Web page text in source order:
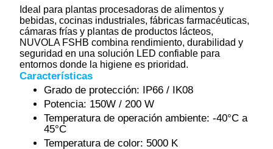
Ideal para plantas procesadoras de alimentos y
bebidas, cocinas industriales, fábricas farmacéuticas,
cámaras frías y plantas de productos lácteos,
NUVOLA FSHB combina rendimiento, durabilidad y
seguridad en una solución LED confiable para
entornos donde la higiene es prioridad.
Características
Grado de protección: IP66 / IK08
Potencia: 150W / 200 W
Temperatura de operación ambiente: -40°C a
45°C
Temperatura de color: 5000 K